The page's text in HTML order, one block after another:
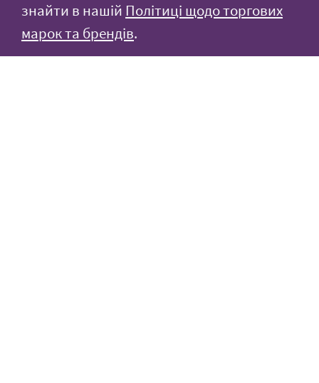
знайти в нашій Політиці щодо торгових
марок та брендів.